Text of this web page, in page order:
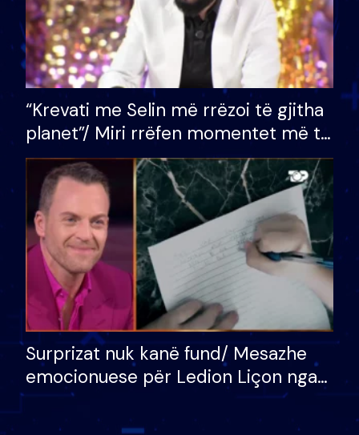
“Krevati me Selin më rrëzoi të gjitha
planet”/ Miri rrëfen momentet më të
bukura në shtëpinë e BB VIP: Do më
mungojë zilja e mëngjesit kur…
Surprizat nuk kanë fund/ Mesazhe
emocionuese për Ledion Liçon nga
nëna dhe fëmijët e tij, moderatori
nuk i mban dot lotët: Nuk meritoj…